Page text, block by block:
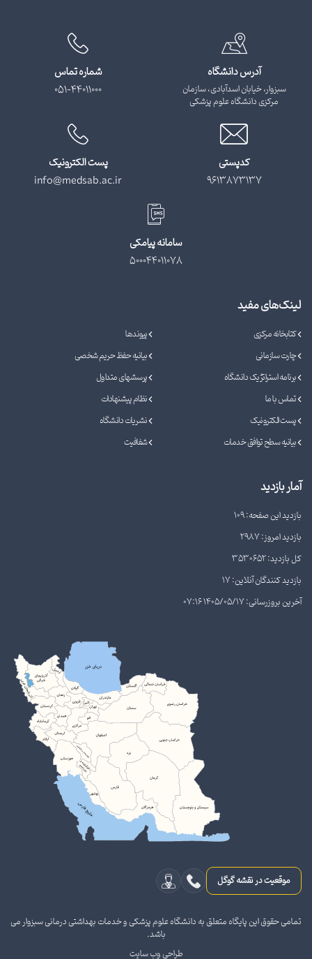
آدرس دانشگاه
سبزوار، خیابان اسدآبادی، سازمان
مرکزی دانشگاه علوم پزشکی
شماره تماس
051-44011000
کدپستی
9613873137
پست الکترونیک
info@medsab.ac.ir
سامانه پیامکی
500044011078
لینک‌های مفید
کتابخانه مرکزی
پیوندها
چارت سازمانی
بیانیه حفظ حریم شخصی
برنامه استراتژیک دانشگاه
پرسشهای متداول
تماس با ما
نظام پیشنهادات
پست الکترونیک
نشریات دانشگاه
بیانیه سطح توافق خدمات
شفافیت
آمار بازدید
بازدید این صفحه: 109
بازدید امروز: 2987
کل بازدید: 3530652
بازدید کنندگان آنلاین: 17
آخرین بروزرسانی: 1405/05/17 07:16
موقعیت در نقشه گوگل
تمامی حقوق این پایگاه متعلق به دانشگاه علوم پزشکی و خدمات بهداشتی درمانی سبزوار می
باشد.
طراحی وب سایت